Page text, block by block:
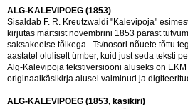
ALG-KALEVIPOEG (1853)
Sisaldab F. R. Kreutzwaldi "Kalevipoja"
kirjutas märtsist novembrini 1853 pärast
saksakeelse tõlkega. Ts/nosori nõuete tõttu
aastatel oluliselt ümber, kuid just seda teksti
Alg-Kalevipoja tekstiversiooni aluseks on
originaalkäsikirja alusel valminud ja
ALG-KALEVIPOEG (1853, käsikiri)